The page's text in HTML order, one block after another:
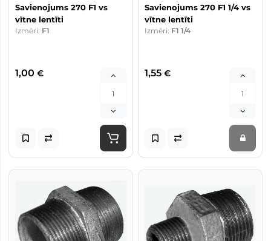
Savienojums 270 F1 vs
vītne lentīti
Izmēri: F1
1,00 €
Savienojums 270 F1 1/4 vs
vītne lentīti
Izmēri: F1 1/4
1,55 €